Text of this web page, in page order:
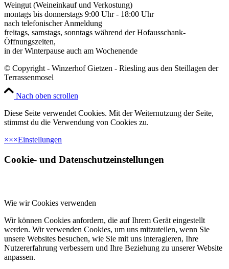
Weingut (Weineinkauf und Verkostung)
montags bis donnerstags 9:00 Uhr - 18:00 Uhr
nach telefonischer Anmeldung
freitags, samstags, sonntags während der Hofausschank-
Öffnungszeiten,
in der Winterpause auch am Wochenende
© Copyright - Winzerhof Gietzen - Riesling aus den Steillagen der
Terrassenmosel
Nach oben scrollen
Diese Seite verwendet Cookies. Mit der Weiternutzung der Seite,
stimmst du die Verwendung von Cookies zu.
×××Einstellungen
Cookie- und Datenschutzeinstellungen
Wie wir Cookies verwenden
Wir können Cookies anfordern, die auf Ihrem Gerät eingestellt
werden. Wir verwenden Cookies, um uns mitzuteilen, wenn Sie
unsere Websites besuchen, wie Sie mit uns interagieren, Ihre
Nutzererfahrung verbessern und Ihre Beziehung zu unserer Website
anpassen.